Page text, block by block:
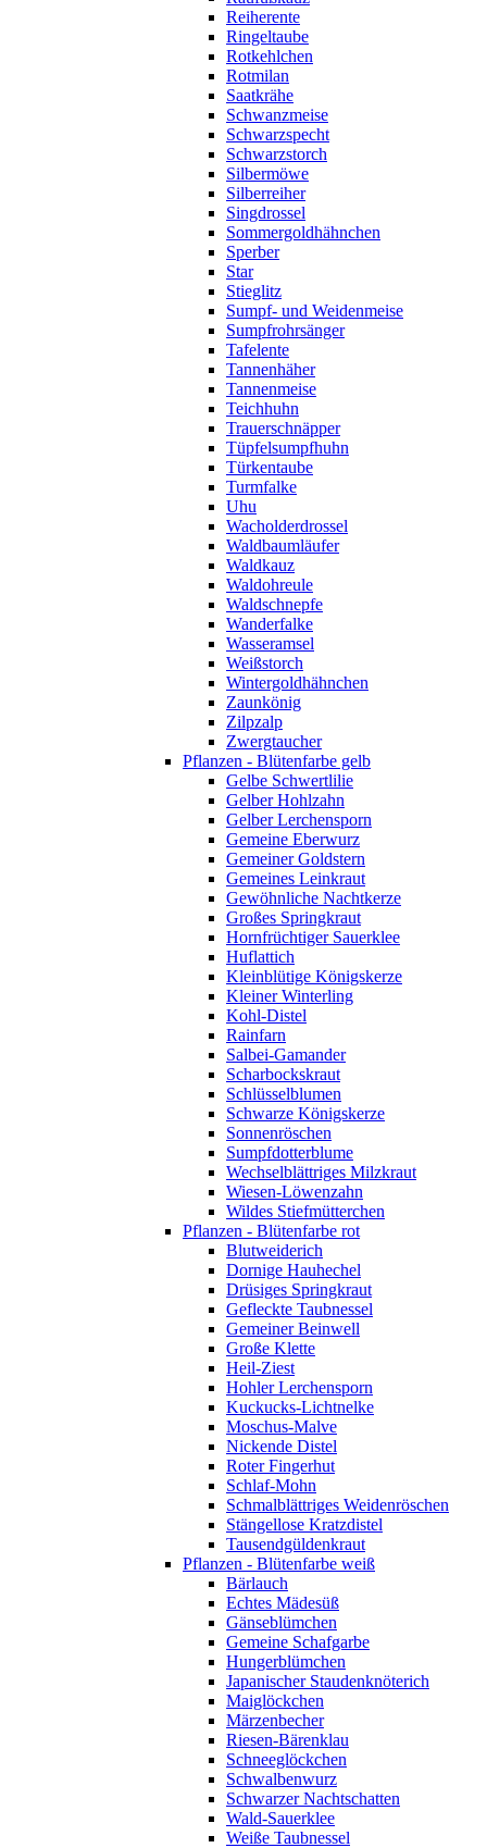
Reiherente
Ringeltaube
Rotkehlchen
Rotmilan
Saatkrähe
Schwanzmeise
Schwarzspecht
Schwarzstorch
Silbermöwe
Silberreiher
Singdrossel
Sommergoldhähnchen
Sperber
Star
Stieglitz
Sumpf- und Weidenmeise
Sumpfrohrsänger
Tafelente
Tannenhäher
Tannenmeise
Teichhuhn
Trauerschnäpper
Tüpfelsumpfhuhn
Türkentaube
Turmfalke
Uhu
Wacholderdrossel
Waldbaumläufer
Waldkauz
Waldohreule
Waldschnepfe
Wanderfalke
Wasseramsel
Weißstorch
Wintergoldhähnchen
Zaunkönig
Zilpzalp
Zwergtaucher
Pflanzen - Blütenfarbe gelb
Gelbe Schwertlilie
Gelber Hohlzahn
Gelber Lerchensporn
Gemeine Eberwurz
Gemeiner Goldstern
Gemeines Leinkraut
Gewöhnliche Nachtkerze
Großes Springkraut
Hornfrüchtiger Sauerklee
Huflattich
Kleinblütige Königskerze
Kleiner Winterling
Kohl-Distel
Rainfarn
Salbei-Gamander
Scharbockskraut
Schlüsselblumen
Schwarze Königskerze
Sonnenröschen
Sumpfdotterblume
Wechselblättriges Milzkraut
Wiesen-Löwenzahn
Wildes Stiefmütterchen
Pflanzen - Blütenfarbe rot
Blutweiderich
Dornige Hauhechel
Drüsiges Springkraut
Gefleckte Taubnessel
Gemeiner Beinwell
Große Klette
Heil-Ziest
Hohler Lerchensporn
Kuckucks-Lichtnelke
Moschus-Malve
Nickende Distel
Roter Fingerhut
Schlaf-Mohn
Schmalblättriges Weidenröschen
Stängellose Kratzdistel
Tausendgüldenkraut
Pflanzen - Blütenfarbe weiß
Bärlauch
Echtes Mädesüß
Gänseblümchen
Gemeine Schafgarbe
Hungerblümchen
Japanischer Staudenknöterich
Maiglöckchen
Märzenbecher
Riesen-Bärenklau
Schneeglöckchen
Schwalbenwurz
Schwarzer Nachtschatten
Wald-Sauerklee
Weiße Taubnessel